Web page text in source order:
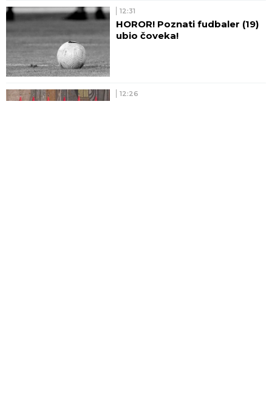
12:31
HOROR! Poznati fudbaler (19)
ubio čoveka!
12:26